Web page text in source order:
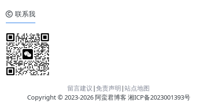
联系我
留言建议 |免责声明 |站点地图
Copyright © 2023-2026 阿蛮君博客 湘ICP备2023001393号